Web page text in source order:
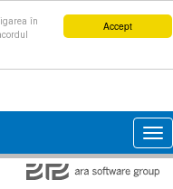
Accept
în